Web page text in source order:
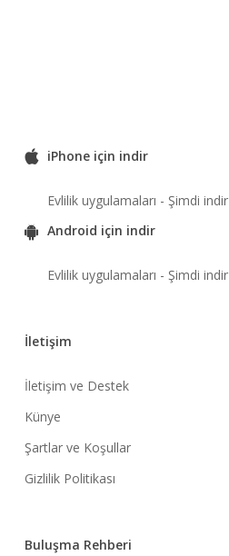
iPhone için indir
Evlilik uygulamaları - Şimdi indir
Android için indir
Evlilik uygulamaları - Şimdi indir
İletişim
İletişim ve Destek
Künye
Şartlar ve Koşullar
Gizlilik Politikası
Buluşma Rehberi